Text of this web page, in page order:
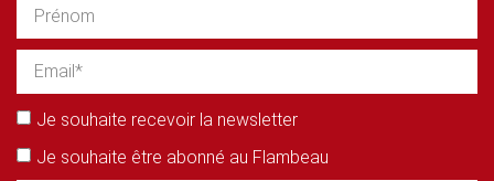
Je souhaite recevoir la newsletter
Je souhaite être abonné au Flambeau